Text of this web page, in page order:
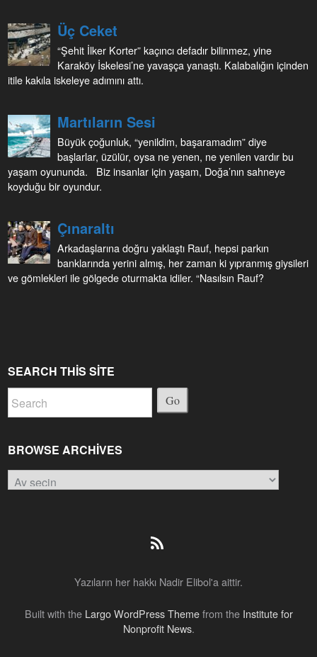
Üç Ceket
“Şehit İlker Korter” kaçıncı defadır bilinmez, yine
Karaköy İskelesi’ne yavaşça yanaştı. Kalabalığın içinden
itile kakıla iskeleye adımını attı.
Martıların Sesi
Büyük çoğunluk, “yenildim, başaramadım” diye
başlarlar, üzülür, oysa ne yenen, ne yenilen vardır bu
yaşam oyununda. Biz insanlar için yaşam, Doğa’nın sahneye
koyduğu bir oyundur.
Çınaraltı
Arkadaşlarına doğru yaklaştı Rauf, hepsi parkın
banklarında yerini almış, her zaman ki yıpranmış giysileri
ve gömlekleri ile gölgede oturmakta idiler. “Nasılsın Rauf?
SEARCH THIS SITE
Go
BROWSE ARCHIVES
Browse
Archives
Yazıların her hakkı Nadir Elibol'a aittir.
Built with the Largo WordPress Themefrom the Institute for
Nonprofit News.